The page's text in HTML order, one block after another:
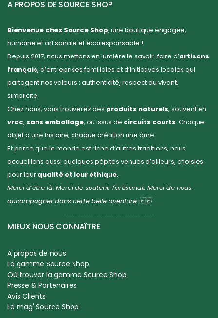
A PROPOS DE SOURCE SHOP
Bienvenue chez Source Shop, une boutique engagée,
humaine et artisanale et écoresponsable !
Depuis 2017, nous mettons en lumière le savoir-faire d’artisans
français, d’entreprises familiales et d’initiatives locales qui
partagent nos valeurs : authenticité, respect du vivant,
simplicité.
Chez nous, vous trouverez des produits naturels, souvent en
vrac, sans emballage, ou issus de circuits courts. Chaque
objet a une histoire, chaque création une âme.
Et parce que le monde est riche d’autres traditions, nous
accueillons aussi quelques pépites venues d’ailleurs, choisies
pour leur qualité et leur éthique.
Merci d’être là. Merci de soutenir l'artisanat. Merci de nous
accompagner dans cette belle aventure 🇫🇷
MIEUX NOUS CONNAÎTRE
A propos de nous
La gamme Source Shop
Où trouver la gamme Source Shop
Presse & Partenaires
Avis Clients
Le mag' Source Shop